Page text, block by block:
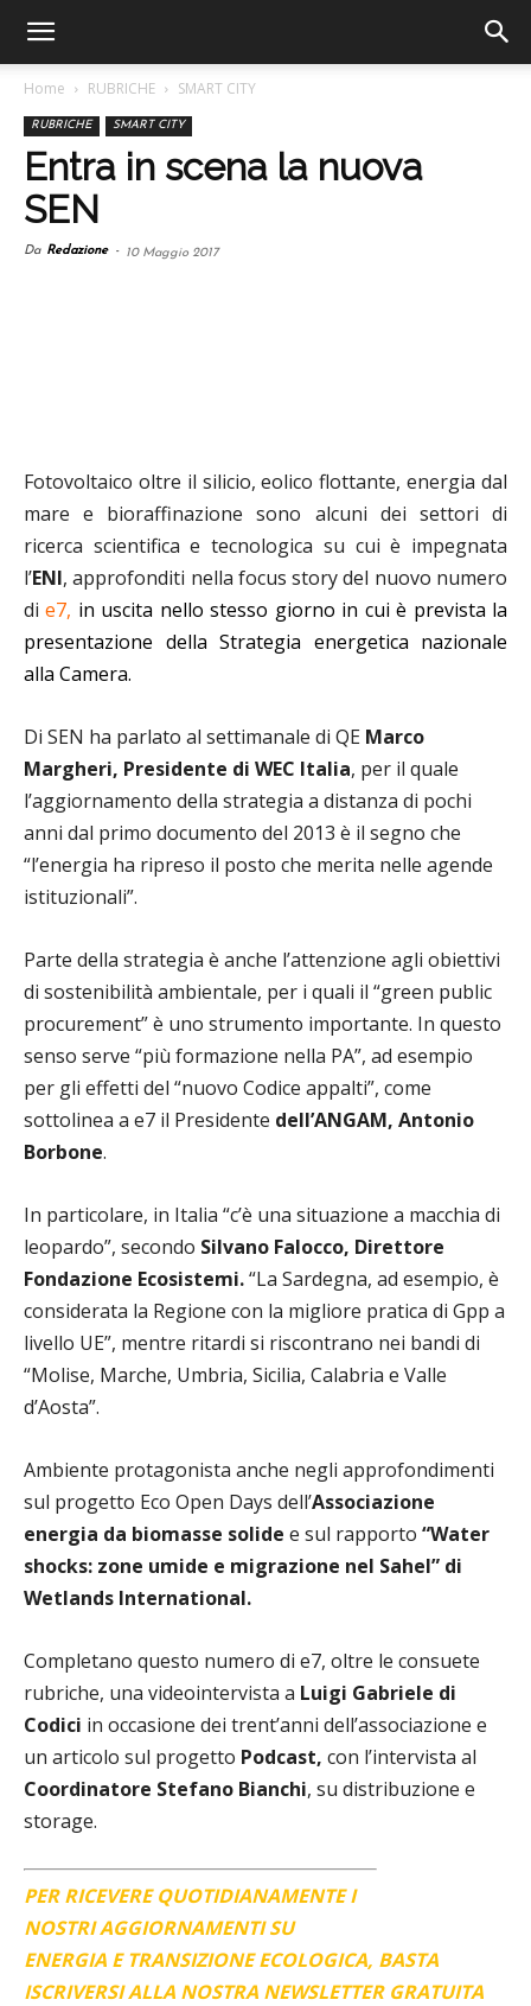
Home RUBRICHE SMART CITY
RUBRICHE SMART CITY
Entra in scena la nuova
SEN
Da Redazione - 10 Maggio 2017
Fotovoltaico oltre il silicio, eolico flottante, energia dal
mare e bioraffinazione sono alcuni dei settori di
ricerca scientifica e tecnologica su cui è impegnata
l’ENI, approfonditi nella focus story del nuovo numero
die7, in uscita nello stesso giorno in cui è prevista la
presentazione della Strategia energetica nazionale
alla Camera.
Di SEN ha parlato al settimanale di QE Marco
Margheri, Presidente di WEC Italia, per il quale
l’aggiornamento della strategia a distanza di pochi
anni dal primo documento del 2013 è il segno che
“l’energia ha ripreso il posto che merita nelle agende
istituzionali”.
Parte della strategia è anche l’attenzione agli obiettivi
di sostenibilità ambientale, per i quali il “green public
procurement” è uno strumento importante. In questo
senso serve “più formazione nella PA”, ad esempio
per gli effetti del “nuovo Codice appalti”, come
sottolinea a e7 il Presidente dell’ANGAM, Antonio
Borbone.
In particolare, in Italia “c’è una situazione a macchia di
leopardo”, secondo Silvano Falocco, Direttore
Fondazione Ecosistemi.“La Sardegna, ad esempio, è
considerata la Regione con la migliore pratica di Gpp a
livello UE”, mentre ritardi si riscontrano nei bandi di
“Molise, Marche, Umbria, Sicilia, Calabria e Valle
d’Aosta”.
Ambiente protagonista anche negli approfondimenti
sul progetto Eco Open Days dell’Associazione
energia da biomasse solide e sul rapporto “Water
shocks: zone umide e migrazione nel Sahel” di
Wetlands International.
Completano questo numero di e7, oltre le consuete
rubriche, una videointervista a Luigi Gabriele di
Codici in occasione dei trent’anni dell’associazione e
un articolo sul progetto Podcast, con l’intervista al
Coordinatore Stefano Bianchi, su distribuzione e
storage.
PER RICEVERE QUOTIDIANAMENTE I
NOSTRI AGGIORNAMENTI SU
ENERGIA E TRANSIZIONE ECOLOGICA, BASTA
ISCRIVERSI ALLA NOSTRA NEWSLETTER GRATUITA